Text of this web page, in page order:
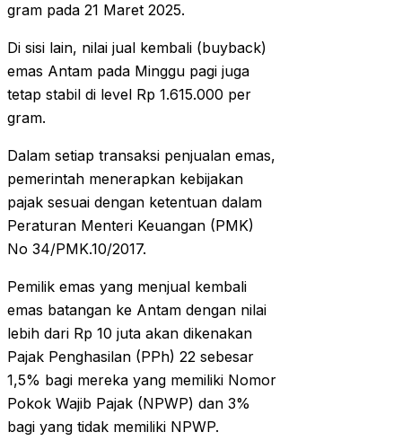
gram pada 21 Maret 2025.
Di sisi lain, nilai jual kembali (buyback)
emas Antam pada Minggu pagi juga
tetap stabil di level Rp 1.615.000 per
gram.
Dalam setiap transaksi penjualan emas,
pemerintah menerapkan kebijakan
pajak sesuai dengan ketentuan dalam
Peraturan Menteri Keuangan (PMK)
No 34/PMK.10/2017.
Pemilik emas yang menjual kembali
emas batangan ke Antam dengan nilai
lebih dari Rp 10 juta akan dikenakan
Pajak Penghasilan (PPh) 22 sebesar
1,5% bagi mereka yang memiliki Nomor
Pokok Wajib Pajak (NPWP) dan 3%
bagi yang tidak memiliki NPWP.